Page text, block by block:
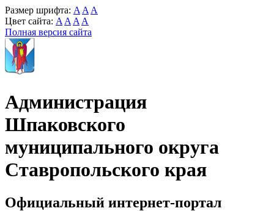
Размер шрифта: A A A
Цвет сайта: A A A A
Полная версия сайта
Администрация
Шпаковского
муниципального округа
Ставропольского края
Официальный интернет-портал